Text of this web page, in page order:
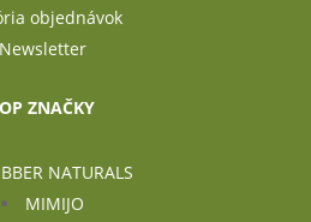
objednávok
Newsletter
ZNAČKY
NATURALS
MIMIJO